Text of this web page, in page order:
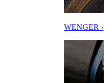
WENGER ›